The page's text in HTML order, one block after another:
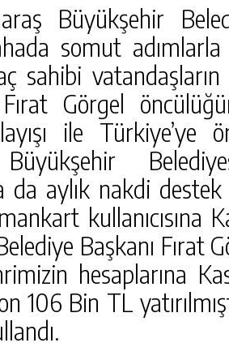
Büyükşehir
somut
sahibi
Görgel
ile Türkiye’ye
da aylık nakdi destek
kullanıcısına
Başkanı Fırat
hesaplarına
106 Bin TL
GÜNLÜK HABER AKIŞI
KIZ KUR’AN KURSU
DARENDE GEZISI.